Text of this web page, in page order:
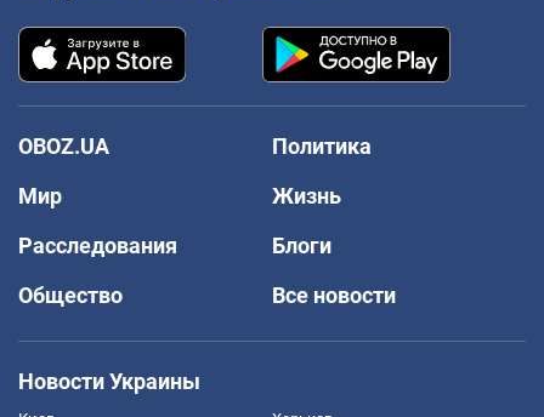
OBOZ.UA
Политика
Мир
Жизнь
Расследования
Блоги
Общество
Все новости
Новости Украины